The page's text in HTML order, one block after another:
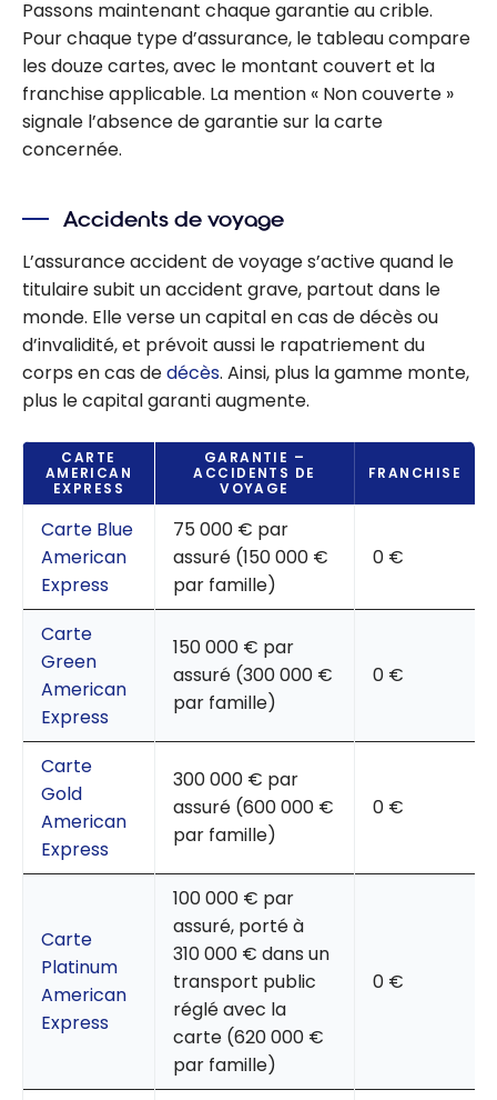
Passons maintenant chaque garantie au crible.
Pour chaque type d’assurance, le tableau compare
les douze cartes, avec le montant couvert et la
franchise applicable. La mention « Non couverte »
signale l’absence de garantie sur la carte
concernée.
Accidents de voyage
L’assurance accident de voyage s’active quand le
titulaire subit un accident grave, partout dans le
monde. Elle verse un capital en cas de décès ou
d’invalidité, et prévoit aussi le rapatriement du
corps en cas dedécès. Ainsi, plus la gamme monte,
plus le capital garanti augmente.
CARTE
AMERICAN
EXPRESS
GARANTIE –
ACCIDENTS DE
VOYAGE
FRANCHISE
Carte Blue
American
Express
75 000 € par
assuré (150 000 €
par famille)
0 €
Carte
Green
American
Express
150 000 € par
assuré (300 000 €
par famille)
0 €
Carte
Gold
American
Express
300 000 € par
assuré (600 000 €
par famille)
0 €
Carte
Platinum
American
Express
100 000 € par
assuré, porté à
310 000 € dans un
transport public
réglé avec la
carte (620 000 €
par famille)
0 €